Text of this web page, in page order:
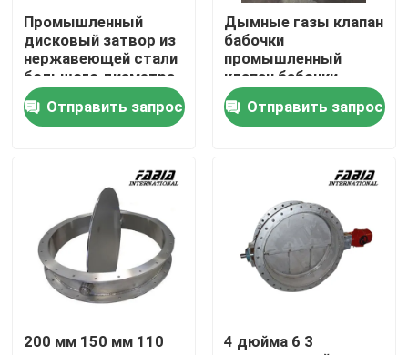
Свяжитесь с нами
Запросите цитату
Пневматическая клапан-бабочка
Высокий шариковый клапан давления
Промышленный
дисковый затвор из
нержавеющей стали
большого диаметра
DN500 для
вентиляции
Отправить запрос
Дымные газы клапан
бабочки
промышленный
клапан бабочки
воздушный клапан
Отправить запрос
200 мм 150 мм 110
4 дюйма 6 3